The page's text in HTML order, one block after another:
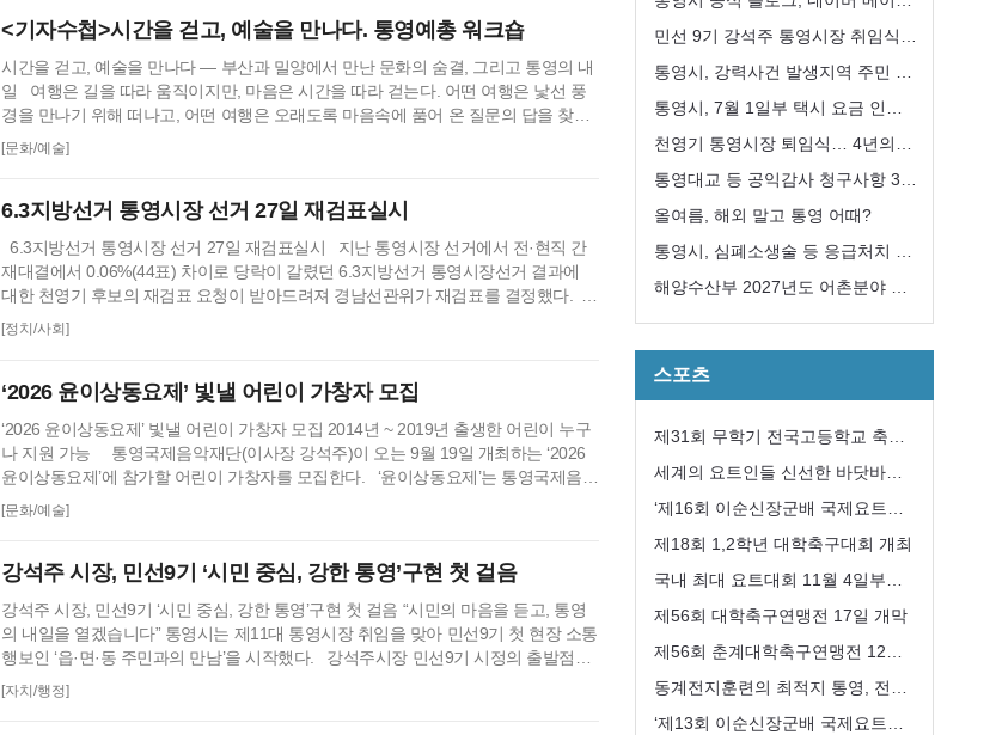
<기자수첩>시간을 걷고, 예술을 만나다. 통영예총 워크숍
시간을 걷고, 예술을 만나다 ― 부산과 밀양에서 만난 문화의 숨결, 그리고 통영의 내
일 여행은 길을 따라 움직이지만, 마음은 시간을 따라 걷는다. 어떤 여행은 낯선 풍
경을 만나기 위해 떠나고, 어떤 여행은 오래도록 마음속에 품어 온 질문의 답을 찾기
위해 길을 나선다. 이번 여정은 분명 후자에 가깝다. 역사와 예술을 만나고, 그 속에서
[문화/예술]
6.3지방선거 통영시장 선거 27일 재검표실시
6.3지방선거 통영시장 선거 27일 재검표실시 지난 통영시장 선거에서 전·현직 간
재대결에서 0.06%(44표) 차이로 당락이 갈렸던 6.3지방선거 통영시장선거 결과에
대한 천영기 후보의 재검표 요청이 받아드려져 경남선관위가 재검표를 결정했다.
경남 선거관리위원회가 13일 회를 개최하고 지난 6·3 지방선거에서 44표 차이로 당
[정치/사회]
‘2026 윤이상동요제’ 빛낼 어린이 가창자 모집
‘2026 윤이상동요제’ 빛낼 어린이 가창자 모집 2014년 ~ 2019년 출생한 어린이 누구
나 지원 가능 통영국제음악재단(이사장 강석주)이 오는 9월 19일 개최하는 ‘2026
윤이상동요제’에 참가할 어린이 가창자를 모집한다. ‘윤이상동요제’는 통영국제음악
재단이 세계적인 작곡가 윤이상 선생의 음악적 유산을 계승하고자 시작한 사업으로,
어린이들에게 음악 교육 기회를 제공하고, 창작동요를 보급하기 위해 2012년부터 진
[문화/예술]
강석주 시장, 민선9기 ‘시민 중심, 강한 통영’구현 첫 걸음
강석주 시장, 민선9기 ‘시민 중심, 강한 통영’구현 첫 걸음 “시민의 마음을 듣고, 통영
의 내일을 열겠습니다” 통영시는 제11대 통영시장 취임을 맞아 민선9기 첫 현장 소통
행보인 ‘읍·면·동 주민과의 만남’을 시작했다. 강석주시장 민선9기 시정의 출발점에
서 시민들을 직접 만나 시정 운영 방향과 비전을 공유하고, 현장의 목소리를 시정에
[자치/행정]
국내여행 분야 선정
민선 9기 강석주 통영시장 취임식
개최
통영시, 강력사건 발생지역 주민 긴
급 지원대책 추진
통영시, 7월 1일부 택시 요금 인
상... 기본요금 4,600원
천영기 통영시장 퇴임식… 4년의
여정 마무리
통영대교 등 공익감사 청구사항 3
건“감사 필요성 없다”
올여름, 해외 말고 통영 어때?
통영시, 심폐소생술 등 응급처치 교
육 희망자 모집
해양수산부 2027년도 어촌분야 일
반농산어촌개발사업 ‘신봉권역단위
스포츠
제31회 무학기 전국고등학교 축구
대회 성공리에 개최
세계의 요트인들 신선한 바닷바람
과 수산물에 한껏 취해
‘제16회 이순신장군배 국제요트대
회’ 개최
제18회 1,2학년 대학축구대회 개최
국내 최대 요트대회 11월 4일부터
8일까지 통영 한산도 앞바다에서
개최
제56회 대학축구연맹전 17일 개막
제56회 춘계대학축구연맹전 12일
개막
동계전지훈련의 최적지 통영, 전국
에서 모이다
‘제13회 이순신장군배 국제요트대